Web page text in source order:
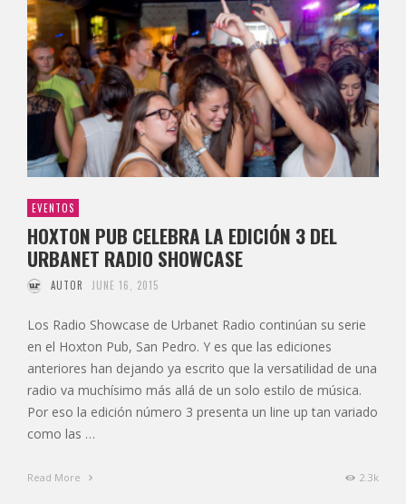
EVENTOS
HOXTON PUB CELEBRA LA EDICIÓN 3 DEL
URBANET RADIO SHOWCASE
AUTOR JUNE 16, 2015
Los Radio Showcase de Urbanet Radio continúan su serie
en el Hoxton Pub, San Pedro. Y es que las ediciones
anteriores han dejando ya escrito que la versatilidad de una
radio va muchísimo más allá de un solo estilo de música.
Por eso la edición número 3 presenta un line up tan variado
como las …
Read More 2.3k